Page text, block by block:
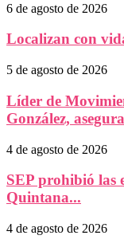
6 de agosto de 2026
Localizan con
5 de agosto de 2026
Líder de
González,
4 de agosto de 2026
SEP prohibió las
Quintana...
4 de agosto de 2026